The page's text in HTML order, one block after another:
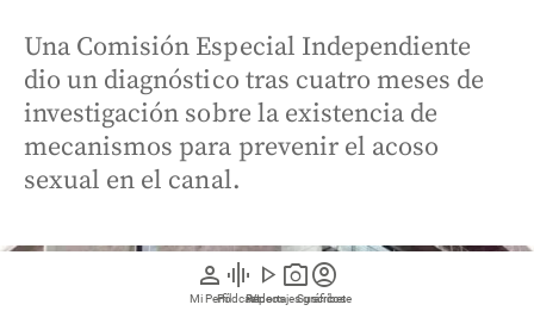
person
Mi Perfil
graphic_eq
Pódcast
play_arrow
Videos
photo_camera
Reportajes gráficos
account_circle
Suscríbete
Una Comisión Especial Independiente
dio un diagnóstico tras cuatro meses de
investigación sobre la existencia de
mecanismos para prevenir el acoso
sexual en el canal.